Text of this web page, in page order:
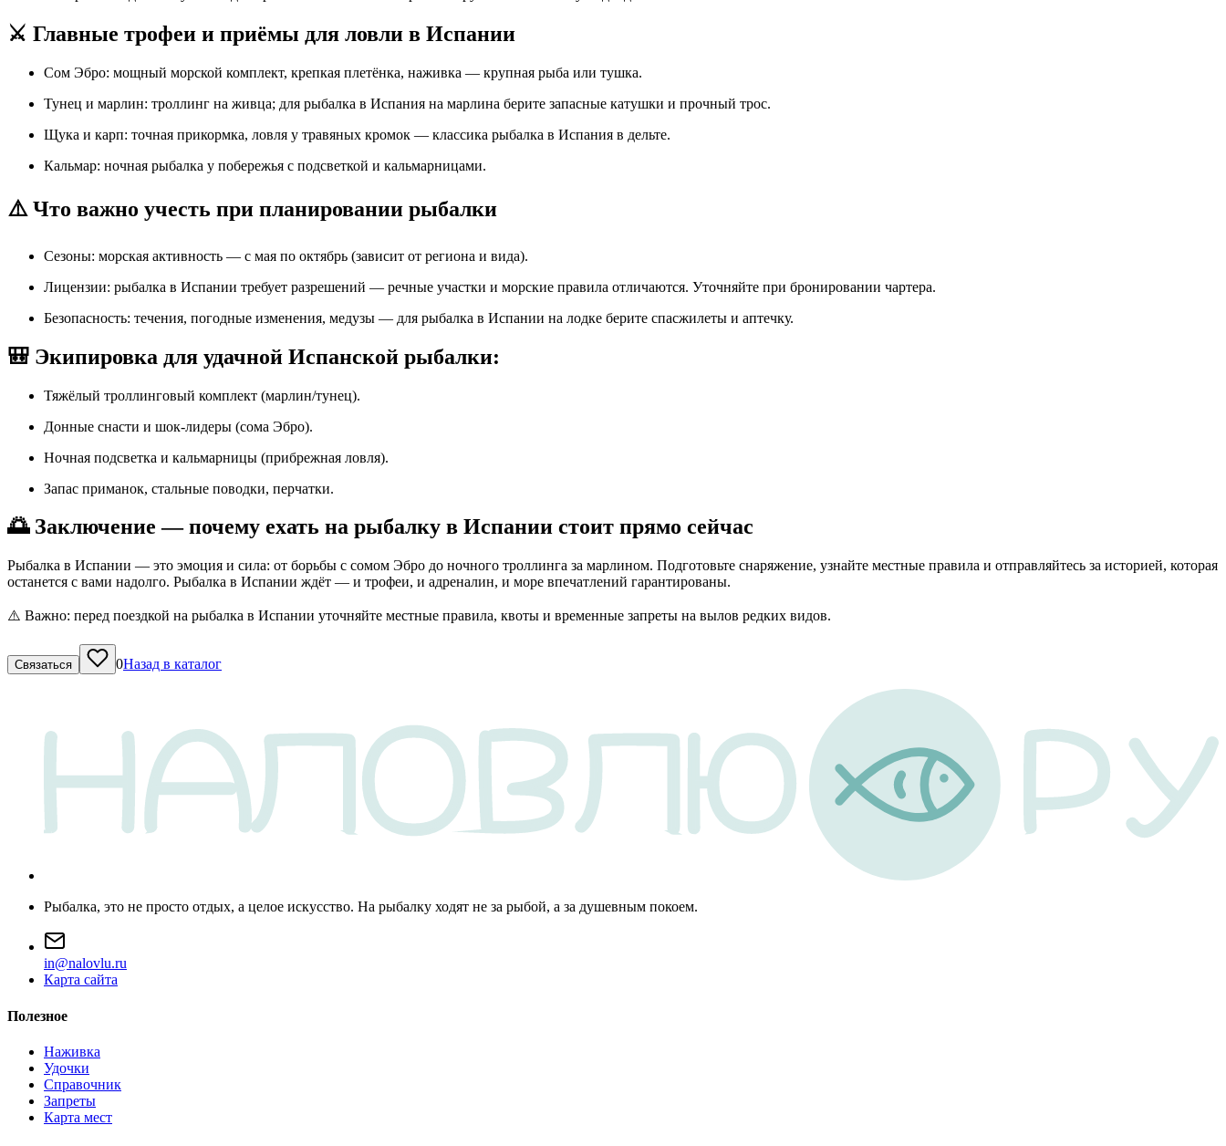
⚔️ Главные трофеи и приёмы для ловли в Испании
Сом Эбро: мощный морской комплект, крепкая плетёнка, наживка — крупная рыба или тушка.
Тунец и марлин: троллинг на живца; для рыбалка в Испания на марлина берите запасные катушки и прочный трос.
Щука и карп: точная прикормка, ловля у травяных кромок — классика рыбалка в Испания в дельте.
Кальмар: ночная рыбалка у побережья с подсветкой и кальмарницами.
⚠️ Что важно учесть при планировании рыбалки
Сезоны: морская активность — с мая по октябрь (зависит от региона и вида).
Лицензии: рыбалка в Испании требует разрешений — речные участки и морские правила отличаются. Уточняйте при бронировании чартера.
Безопасность: течения, погодные изменения, медузы — для рыбалка в Испании на лодке берите спасжилеты и аптечку.
🎒 Экипировка для удачной Испанской рыбалки:
Тяжёлый троллинговый комплект (марлин/тунец).
Донные снасти и шок-лидеры (сома Эбро).
Ночная подсветка и кальмарницы (прибрежная ловля).
Запас приманок, стальные поводки, перчатки.
🌅 Заключение — почему ехать на рыбалку в Испании стоит прямо сейчас
Рыбалка в Испании — это эмоция и сила: от борьбы с сомом Эбро до ночного троллинга за марлином. Подготовьте снаряжение, узнайте местные правила и отправляйтесь за историей, которая
останется с вами надолго. Рыбалка в Испании ждёт — и трофеи, и адреналин, и море впечатлений гарантированы.
⚠️ Важно: перед поездкой на рыбалка в Испании уточняйте местные правила, квоты и временные запреты на вылов редких видов.
Связаться 0Назад в каталог
Рыбалка, это не просто отдых, а целое искусство. На рыбалку ходят не за рыбой, а за душевным покоем.
in@nalovlu.ru
Карта сайта
Полезное
Наживка
Удочки
Справочник
Запреты
Карта мест